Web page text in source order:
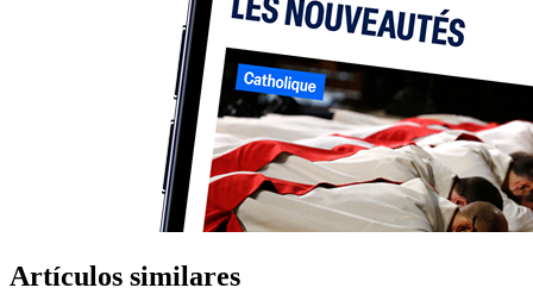
Artículos similares